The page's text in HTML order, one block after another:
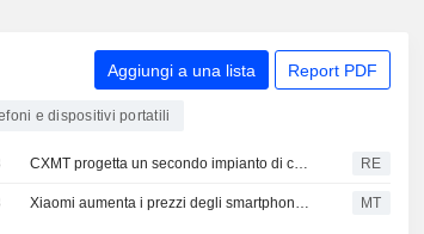
Aggiungi a una lista Report PDF
e dispositivi portatili
CXMT progetta un secondo impianto di chip a Pechino ed è in trattative per il finanziamento, secondo alcune fonti RE
Xiaomi aumenta i prezzi degli smartphone di fascia alta MT